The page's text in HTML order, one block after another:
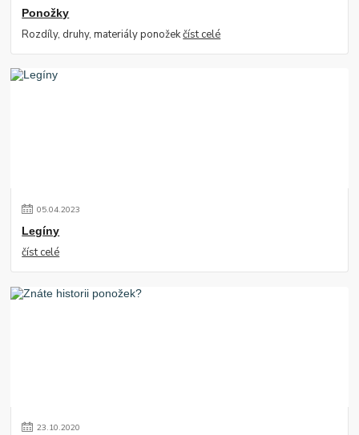
Ponožky
Rozdíly, druhy, materiály ponožekčíst celé
05.04.2023
Legíny
číst celé
23.10.2020